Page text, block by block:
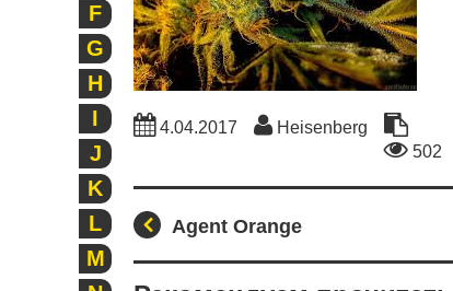
F
G
H
I
J
K
L
M
4.04.2017
Heisenberg
502
Agent Orange